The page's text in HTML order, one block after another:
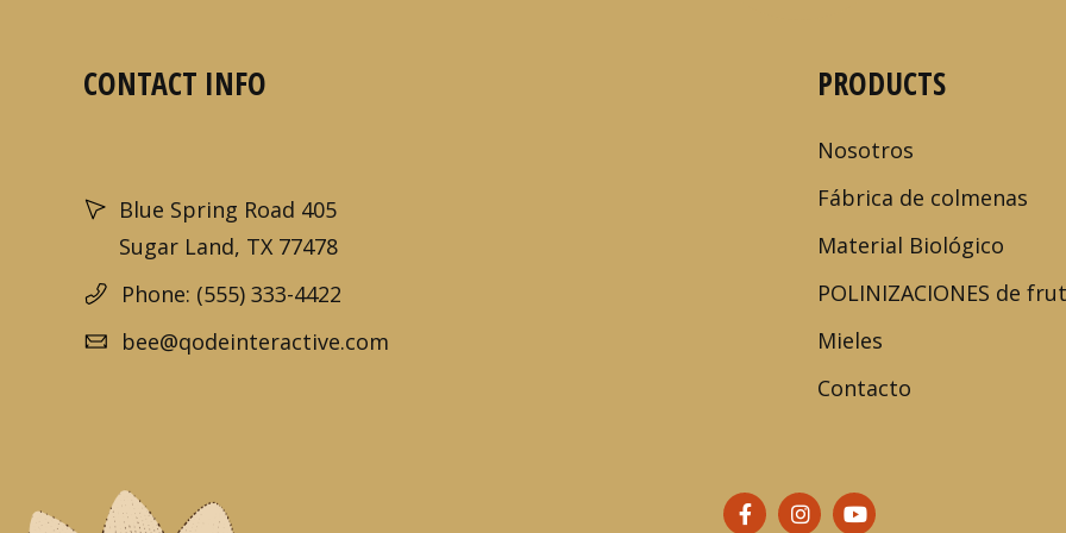
CONTACT INFO
Blue Spring Road 405
Sugar Land, TX 77478
Phone: (555) 333-4422
bee@qodeinteractive.com
PRODUCTS
Nosotros
Fábrica de colmenas
Material Biológico
POLINIZACIONES de
Mieles
Contacto